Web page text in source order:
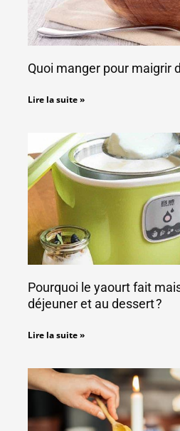
Quoi manger pour maigrir
Lire la suite »
Pourquoi le yaourt fait
déjeuner et au dessert ?
Lire la suite »